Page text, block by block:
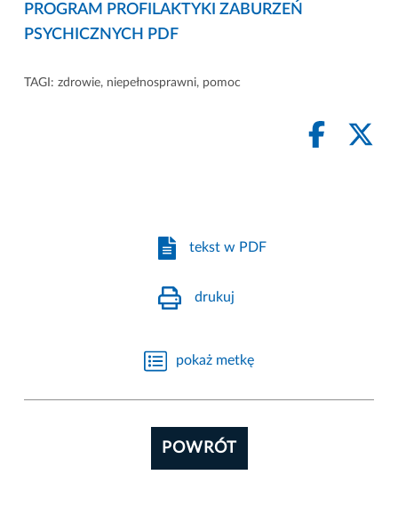
PROGRAM PROFILAKTYKI ZABURZEŃ
PSYCHICZNYCH PDF
TAGI: zdrowie, niepełnosprawni, pomoc
tekst w PDF
drukuj
pokaż metkę
POWRÓT